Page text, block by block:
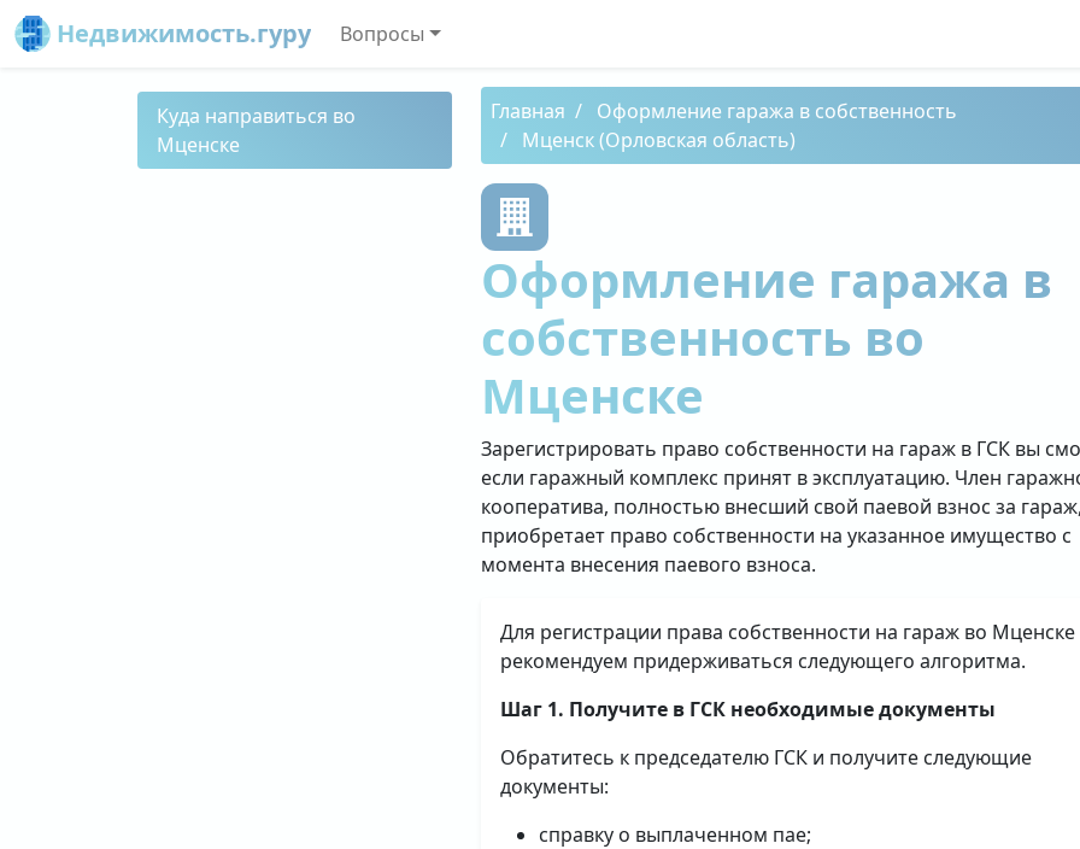
Недвижимость.гуру Вопросы
Куда направиться во
Мценске
Главная
Оформление гаража в собственность
Мценск (Орловская область)
Оформление гаража в
собственность во
Мценске
Зарегистрировать право собственности на гараж в ГСК вы
если гаражный комплекс принят в эксплуатацию. Член
кооператива, полностью внесший свой паевой взнос за гараж,
приобретает право собственности на указанное имущество с
момента внесения паевого взноса.
Для регистрации права собственности на гараж во Мценске
рекомендуем придерживаться следующего алгоритма.
Шаг 1. Получите в ГСК необходимые документы
Обратитесь к председателю ГСК и получите следующие
документы:
справку о выплаченном пае;